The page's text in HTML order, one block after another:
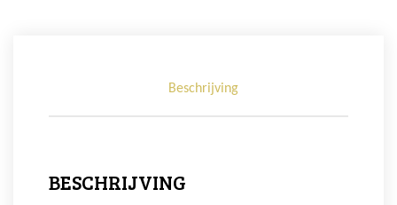
Beschrijving
BESCHRIJVING